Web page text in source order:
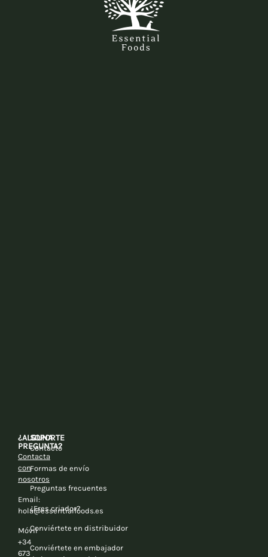
PREGUNTA?
Contacta
con
nosotros
Email:
hola@essentialfoods.es
Móvil
+34
673
464
Contacto
Formas de envío
Preguntas frecuentes
¿Eres criador?
Conviértete en distribuidor
Conviértete en embajador
de las redes sociales